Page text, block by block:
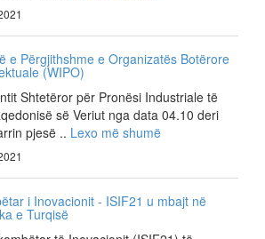
e Përgjithshme e Organizatës Botërore
(WIPO)
Shtetëror për Pronësi Industriale të
së Veriut nga data 04.10 deri
pjesë .. Lexo më shumë
- ISIF21 u mbajt në
e Turqisë